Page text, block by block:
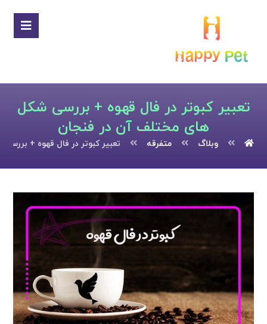
تعبیر کبوتر در فال قهوه + بررسی شکل
های مختلف آن در فنجان
وبلاگ متفرقه تعبیر کبوتر در فال قهوه +